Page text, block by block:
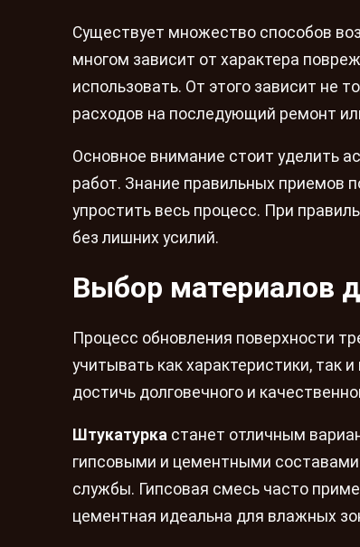
Существует множество способов
многом зависит от характера
использовать. От этого зависит не
расходов на последующий ремонт
Основное внимание стоит уделить
работ. Знание правильных приемов
упростить весь процесс. При
без лишних усилий.
Выбор материалов
Процесс обновления поверхности
учитывать как характеристики,
достичь долговечного и
Штукатурка станет отличным
гипсовыми и цементными составами
службы. Гипсовая смесь часто
цементная идеальна для влажных